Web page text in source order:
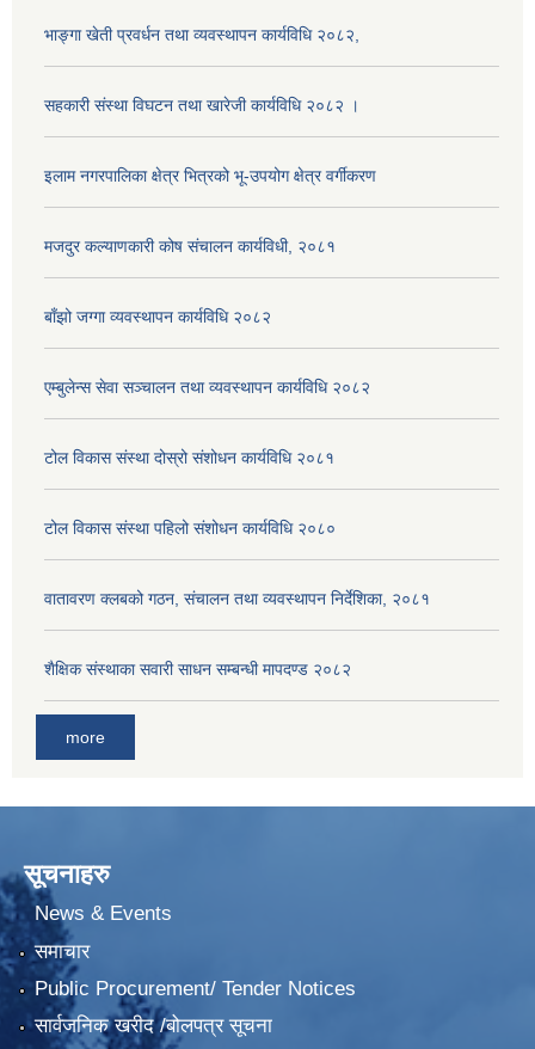
भाङ्गा खेती प्रवर्धन तथा व्यवस्थापन कार्यविधि २०८२,
सहकारी संस्था विघटन तथा खारेजी कार्यविधि २०८२ ।
इलाम नगरपालिका क्षेत्र भित्रको भू-उपयोग क्षेत्र वर्गीकरण
मजदुर कल्याणकारी कोष संचालन कार्यविधी, २०८१
बाँझो जग्गा व्यवस्थापन कार्यविधि २०८२
एम्बुलेन्स सेवा सञ्चालन तथा व्यवस्थापन कार्यविधि २०८२
टोल विकास संस्था दोस्रो संशोधन कार्यविधि २०८१
टोल विकास संस्था पहिलो संशोधन कार्यविधि २०८०
वातावरण क्लबको गठन, संचालन तथा व्यवस्थापन निर्देशिका, २०८१
शैक्षिक संस्थाका सवारी साधन सम्बन्धी मापदण्ड २०८२
more
सूचनाहरु
News & Events
समाचार
Public Procurement/ Tender Notices
सार्वजनिक खरीद /बोलपत्र सूचना